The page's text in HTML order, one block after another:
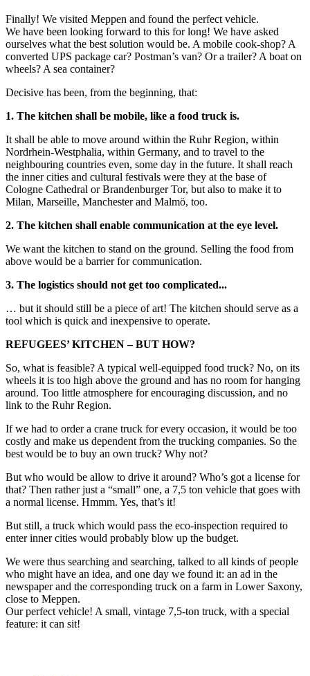
Finally! We visited Meppen and found the perfect vehicle.
We have been looking forward to this for long! We have asked
ourselves what the best solution would be. A mobile cook-shop? A
converted UPS package car? Postman’s van? Or a trailer? A boat on
wheels? A sea container?
Decisive has been, from the beginning, that:
1. The kitchen shall be mobile, like a food truck is.
It shall be able to move around within the Ruhr Region, within
Nordrhein-Westphalia, within Germany, and to travel to the
neighbouring countries even, some day in the future. It shall reach
the inner cities and cultural festivals were they at the base of
Cologne Cathedral or Brandenburger Tor, but also to make it to
Milan, Marseille, Manchester and Malmö, too.
2. The kitchen shall enable communication at the eye level.
We want the kitchen to stand on the ground. Selling the food from
above would be a barrier for communication.
3. The logistics should not get too complicated...
… but it should still be a piece of art! The kitchen should serve as a
tool which is quick and inexpensive to operate.
REFUGEES’ KITCHEN – BUT HOW?
So, what is feasible? A typical well-equipped food truck? No, on its
wheels it is too high above the ground and has no room for hanging
around. Too little atmosphere for encouraging discussion, and no
link to the Ruhr Region.
If we had to order a crane truck for every occasion, it would be too
costly and make us dependent from the trucking companies. So the
best would be to buy an own truck? Why not?
But who would be allow to drive it around? Who’s got a license for
that? Then rather just a “small” one, a 7,5 ton vehicle that goes with
a normal license. Hmmm. Yes, that’s it!
But still, a truck which would pass the eco-inspection required to
enter inner cities would probably blow up the budget.
We were thus searching and searching, talked to all kinds of people
who might have an idea, and one day we found it: an ad in the
newspaper and the corresponding truck on a farm in Lower Saxony,
close to Meppen.
Our perfect vehicle! A small, vintage 7,5-ton truck, with a special
feature: it can sit!